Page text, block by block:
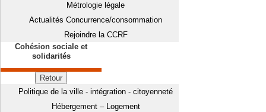
Métrologie légale
Actualités Concurrence/consommation
Rejoindre la CCRF
Cohésion sociale et
solidarités
Retour
Politique de la ville - intégration - citoyenneté
Hébergement – Logement